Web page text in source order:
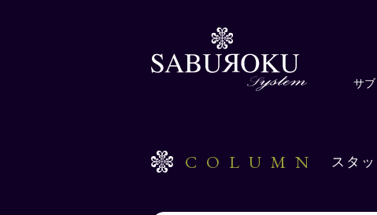
サ
COLUMN スタ